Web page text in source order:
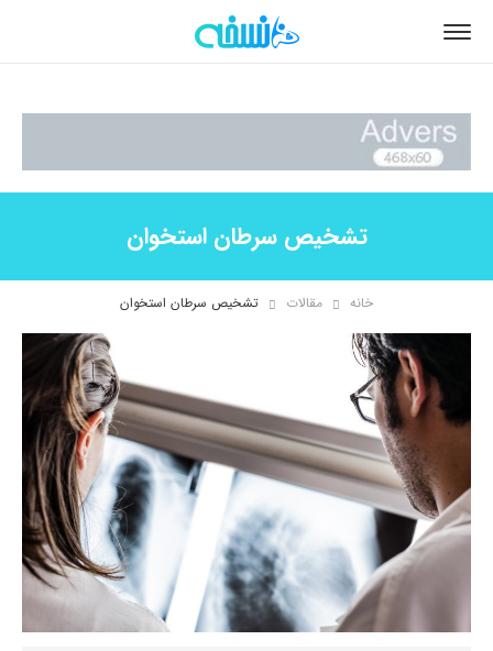
تشخیص سرطان استخوان
خانه مقالات تشخیص سرطان استخوان